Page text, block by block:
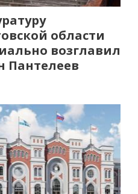
области
возглавил
Пантелеев